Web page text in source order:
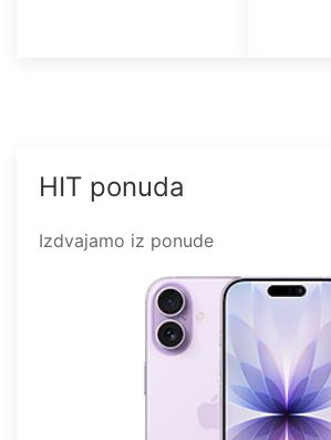
HIT ponuda
Izdvajamo iz ponude